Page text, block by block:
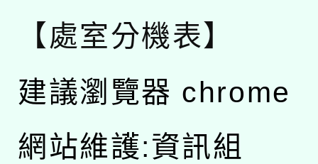
【處室分機表】
建議瀏覽器 chrome
網站維護:資訊組